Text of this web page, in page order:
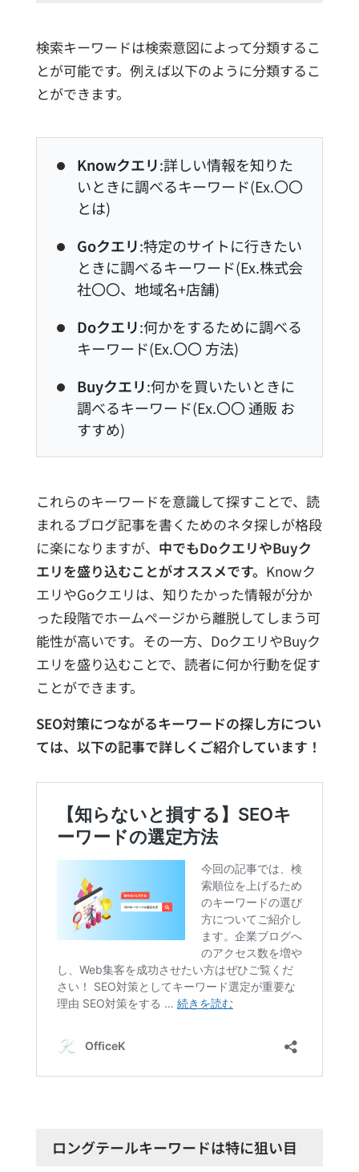
検索キーワードは検索意図によって分類するこ
とが可能です。例えば以下のように分類するこ
とができます。
Knowクエリ:詳しい情報を知りた
いときに調べるキーワード(Ex.〇〇
とは)
Goクエリ:特定のサイトに行きたい
ときに調べるキーワード(Ex.株式会
社〇〇、地域名+店舗)
Doクエリ:何かをするために調べる
キーワード(Ex.〇〇 方法)
Buyクエリ:何かを買いたいときに
調べるキーワード(Ex.〇〇 通販 お
すすめ)
これらのキーワードを意識して探すことで、読
まれるブログ記事を書くためのネタ探しが格段
に楽になりますが、 中でもDoクエリやBuyク
エリを盛り込むことがオススメです。 Knowク
エリやGoクエリは、知りたかった情報が分か
った段階でホームページから離脱してしまう可
能性が高いです。その一方、DoクエリやBuyク
エリを盛り込むことで、読者に何か行動を促す
ことができます。
SEO対策につながるキーワードの探し方につい
ては、以下の記事で詳しくご紹介しています！
ロングテールキーワードは特に狙い目